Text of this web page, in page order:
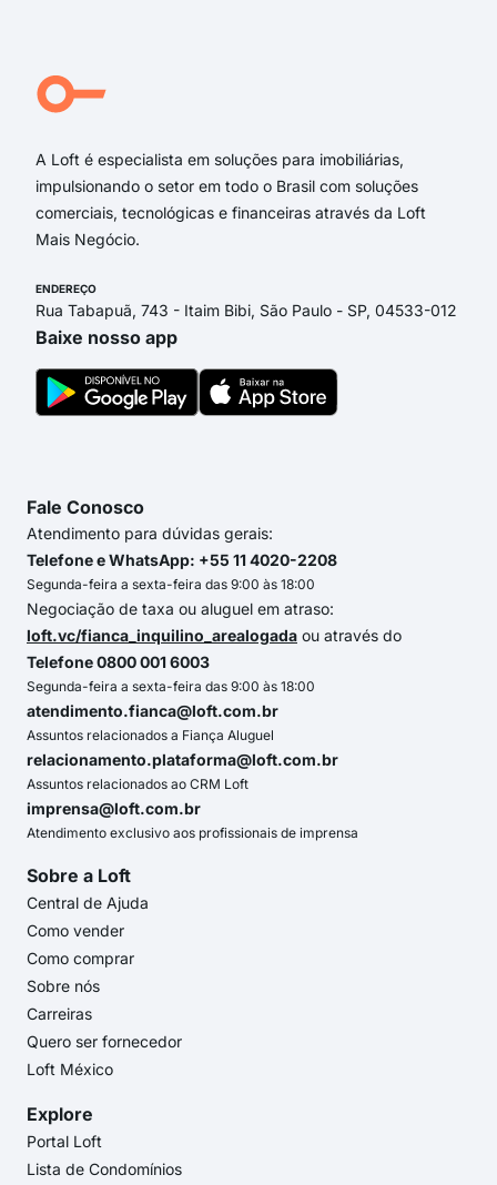
A Loft é especialista em soluções para imobiliárias,
impulsionando o setor em todo o Brasil com soluções
comerciais, tecnológicas e financeiras através da Loft
Mais Negócio.
ENDEREÇO
Rua Tabapuã, 743 - Itaim Bibi, São Paulo - SP, 04533-012
Baixe nosso app
Fale Conosco
Atendimento para dúvidas gerais:
Telefone e WhatsApp: +55 11 4020-2208
Segunda-feira a sexta-feira das 9:00 às 18:00
Negociação de taxa ou aluguel em atraso:
loft.vc/fianca_inquilino_arealogada ou através do
Telefone 0800 001 6003
Segunda-feira a sexta-feira das 9:00 às 18:00
atendimento.fianca@loft.com.br
Assuntos relacionados a Fiança Aluguel
relacionamento.plataforma@loft.com.br
Assuntos relacionados ao CRM Loft
imprensa@loft.com.br
Atendimento exclusivo aos profissionais de imprensa
Sobre a Loft
Central de Ajuda
Como vender
Como comprar
Sobre nós
Carreiras
Quero ser fornecedor
Loft México
Explore
Portal Loft
Lista de Condomínios